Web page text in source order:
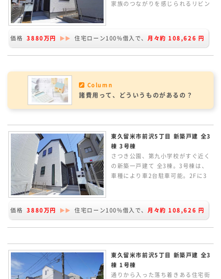
家族のつながりを感じられるリビン
す。LDKは約14.0帖で、キッチンス
エネ性能の家です。
価格 3880万円 住宅ローン100%借入で、 月々約 108,626 円
Column
諸費用って、どういうものがあるの？
東久留米市前沢5丁目 新築戸建 全3
棟 3号棟
さつき公園、第九小学校がすぐ近く
の新築一戸建て 全3棟。3号棟は、
車種により車2台駐車可能。2Fに3
す。2F北側主寝室に大型のウォーク
インクローセットを完備。ZEH水準
価格 3880万円 住宅ローン100%借入で、 月々約 108,626 円
東久留米市前沢5丁目 新築戸建 全3
棟 1号棟
通りから入った落ち着きある住宅街